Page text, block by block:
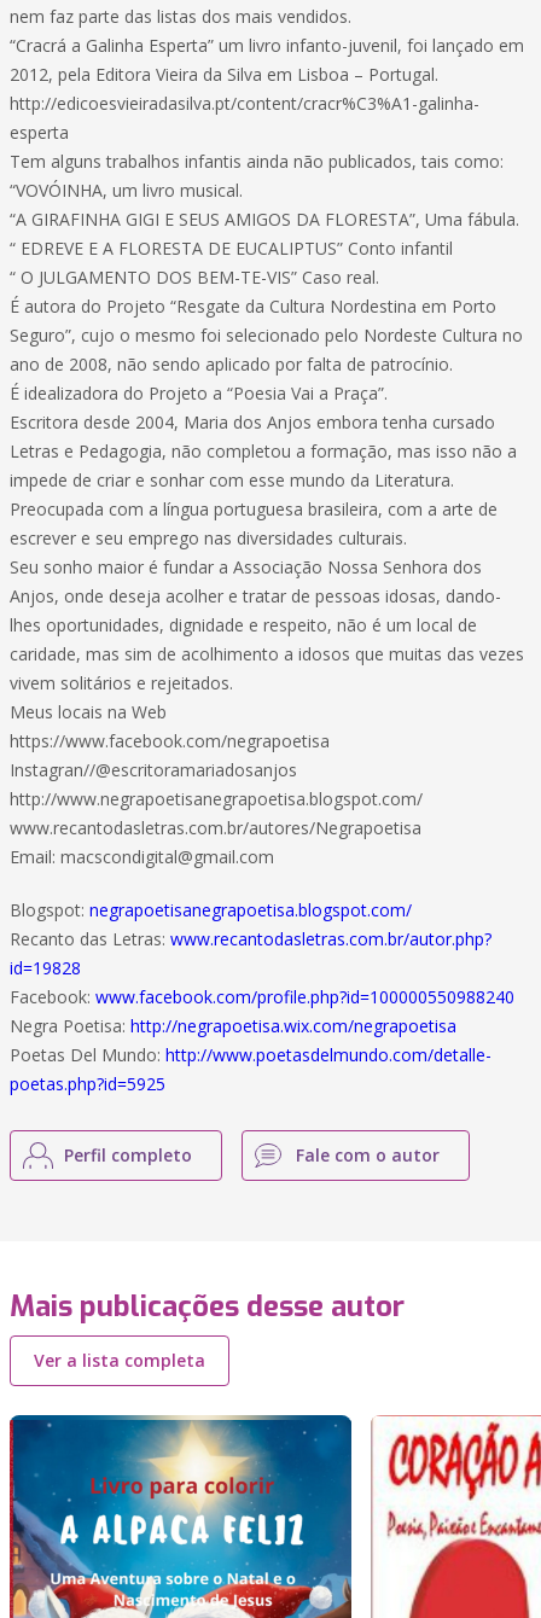
nem faz parte das listas dos mais vendidos.
“Cracrá a Galinha Esperta” um livro infanto-juvenil, foi lançado em
2012, pela Editora Vieira da Silva em Lisboa – Portugal.
http://edicoesvieiradasilva.pt/content/cracr%C3%A1-galinha-
esperta
Tem alguns trabalhos infantis ainda não publicados, tais como:
“VOVÓINHA, um livro musical.
“A GIRAFINHA GIGI E SEUS AMIGOS DA FLORESTA”, Uma fábula.
“ EDREVE E A FLORESTA DE EUCALIPTUS” Conto infantil
“ O JULGAMENTO DOS BEM-TE-VIS” Caso real.
É autora do Projeto “Resgate da Cultura Nordestina em Porto
Seguro”, cujo o mesmo foi selecionado pelo Nordeste Cultura no
ano de 2008, não sendo aplicado por falta de patrocínio.
É idealizadora do Projeto a “Poesia Vai a Praça”.
Escritora desde 2004, Maria dos Anjos embora tenha cursado
Letras e Pedagogia, não completou a formação, mas isso não a
impede de criar e sonhar com esse mundo da Literatura.
Preocupada com a língua portuguesa brasileira, com a arte de
escrever e seu emprego nas diversidades culturais.
Seu sonho maior é fundar a Associação Nossa Senhora dos
Anjos, onde deseja acolher e tratar de pessoas idosas, dando-
lhes oportunidades, dignidade e respeito, não é um local de
caridade, mas sim de acolhimento a idosos que muitas das vezes
vivem solitários e rejeitados.
Meus locais na Web
https://www.facebook.com/negrapoetisa
Instagran//@escritoramariadosanjos
http://www.negrapoetisanegrapoetisa.blogspot.com/
www.recantodasletras.com.br/autores/Negrapoetisa
Email: macscondigital@gmail.com
Blogspot: negrapoetisanegrapoetisa.blogspot.com/
Recanto das Letras: www.recantodasletras.com.br/autor.php?
id=19828
Facebook: www.facebook.com/profile.php?id=100000550988240
Negra Poetisa: http://negrapoetisa.wix.com/negrapoetisa
Poetas Del Mundo: http://www.poetasdelmundo.com/detalle-
poetas.php?id=5925
Perfil completo Fale com o autor
Mais publicações desse autor
Ver a lista completa